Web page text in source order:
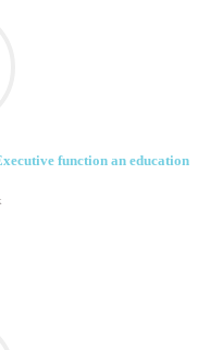
function an education